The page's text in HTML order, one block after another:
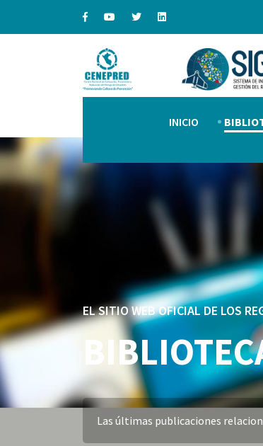
INICIO
EL SITIO WEB OFICIAL DE LOS
Las últimas publicaciones